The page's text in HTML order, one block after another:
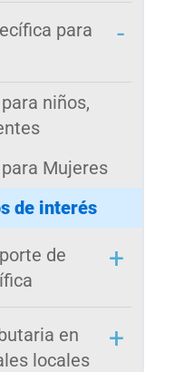
para
niños,
Mujeres
de interés
de
en
locales